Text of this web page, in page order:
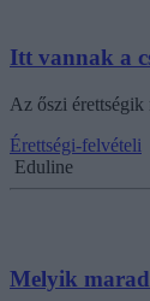
Itt vannak a
Az őszi
Érettségi-felvételi
Eduline
Melyik